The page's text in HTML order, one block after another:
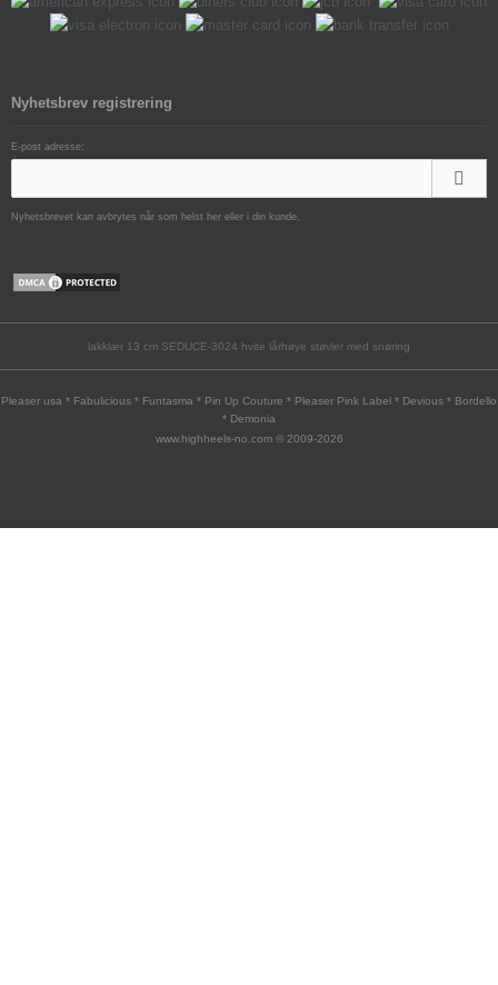
Nyhetsbrev registrering
E-post adresse:
Nyhetsbrevet kan avbrytes når som helst her eller i din kunde.
lakklær 13 cm SEDUCE-3024 hvite lårhøye støvler med snøring
Pleaser usa * Fabulicious * Funtasma * Pin Up Couture * Pleaser Pink Label * Devious * Bordello
* Demonia
www.highheels-no.com © 2009-2026